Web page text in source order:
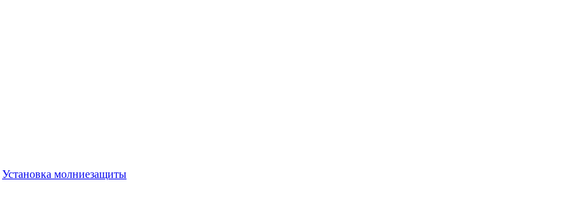
Установка молниезащиты